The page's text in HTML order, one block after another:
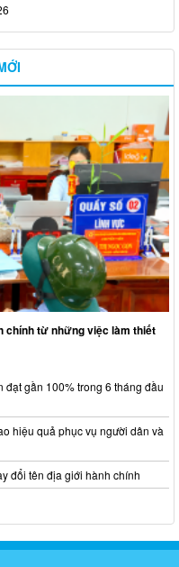
chính từ những việc làm thiết
đạt gần 100% trong 6 tháng đầu
hiệu quả phục vụ người dân và
đổi tên địa giới hành chính